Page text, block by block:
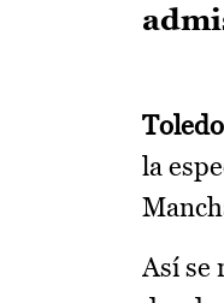
la
Así se